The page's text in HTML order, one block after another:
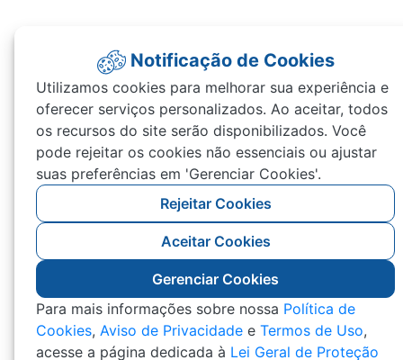
Notificação de Cookies
Utilizamos cookies para melhorar sua experiência e
oferecer serviços personalizados. Ao aceitar, todos
os recursos do site serão disponibilizados. Você
pode rejeitar os cookies não essenciais ou ajustar
suas preferências em 'Gerenciar Cookies'.
Rejeitar Cookies
Aceitar Cookies
Gerenciar Cookies
Para mais informações sobre nossa Política de
Cookies, Aviso de Privacidade e Termos de Uso,
acesse a página dedicada à Lei Geral de Proteção